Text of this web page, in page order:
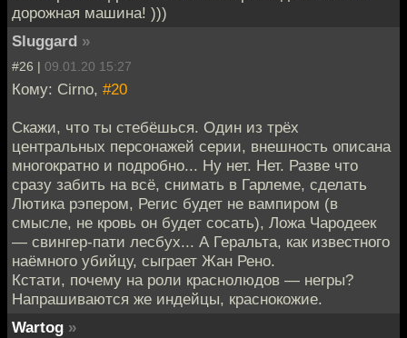
дорожная машина! )))
Sluggard »
#26 | 09.01.20 15:27
Кому: Cirno, #20
Скажи, что ты стебёшься. Один из трёх
центральных персонажей серии, внешность описана
многократно и подробно... Ну нет. Нет. Разве что
сразу забить на всё, снимать в Гарлеме, сделать
Лютика рэпером, Регис будет не вампиром (в
смысле, не кровь он будет сосать), Ложа Чародеек
— свингер-пати лесбух... А Геральта, как известного
наёмного убийцу, сыграет Жан Рено.
Кстати, почему на роли краснолюдов — негры?
Напрашиваются же индейцы, краснокожие.
Wartog »